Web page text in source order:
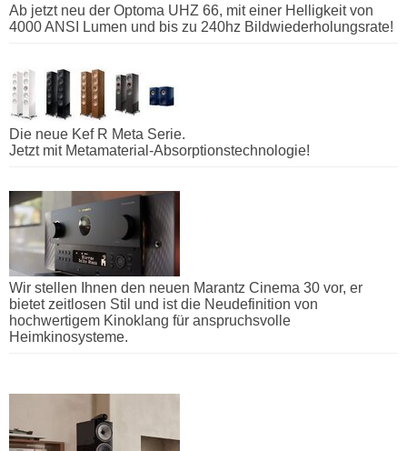
Ab jetzt neu der Optoma UHZ 66, mit einer Helligkeit von
4000 ANSI Lumen und bis zu 240hz Bildwiederholungsrate!
Die neue Kef R Meta Serie.
Jetzt mit Metamaterial-Absorptionstechnologie!
Wir stellen Ihnen den neuen Marantz Cinema 30 vor, er
bietet zeitlosen Stil und ist die Neudefinition von
hochwertigem Kinoklang für anspruchsvolle
Heimkinosysteme.